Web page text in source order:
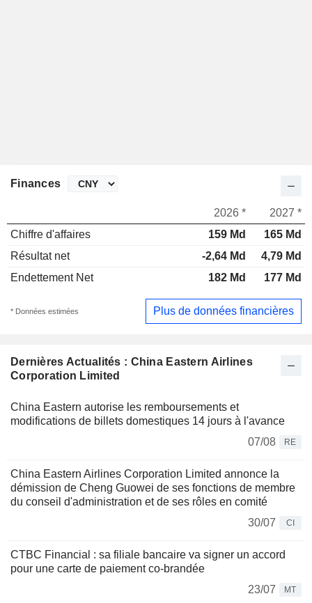
Dernières Actualités : China Eastern Airlines
Corporation Limited
China Eastern autorise les remboursements et
modifications de billets domestiques 14 jours à l'avance
07/08
RE
China Eastern Airlines Corporation Limited annonce la
démission de Cheng Guowei de ses fonctions de membre
du conseil d'administration et de ses rôles en comité
30/07
CI
CTBC Financial : sa filiale bancaire va signer un accord
pour une carte de paiement co-brandée
23/07
MT
Finances
2026 *
2027 *
Chiffre d'affaires
159 Md
165 Md
Résultat net
-2,64 Md
4,79 Md
Endettement Net
182 Md 177 Md
* Données estimées Plus de données financières